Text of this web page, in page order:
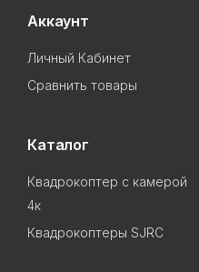
Аккаунт
Личный Кабинет
Сравнить товары
Каталог
Квадрокоптер с камерой
4к
Квадрокоптеры SJRC